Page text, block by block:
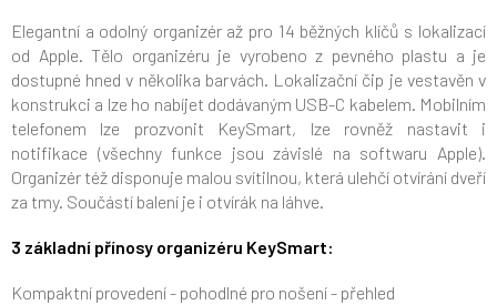
Elegantní a odolný organizér až pro 14 běžných klíčů s lokalizací
od Apple. Tělo organizéru je vyrobeno z pevného plastu a je
dostupné hned v několika barvách. Lokalizační čip je vestavěn v
konstrukci a lze ho nabíjet dodávaným USB-C kabelem. Mobilním
telefonem lze prozvonit KeySmart, lze rovněž nastavit i
notifikace (všechny funkce jsou závislé na softwaru Apple).
Organizér též disponuje malou svítilnou, která ulehčí otvírání dveří
za tmy. Součástí balení je i otvírák na láhve.
3 základní přínosy organizéru KeySmart:
Kompaktní provedení - pohodlné pro nošení - přehled